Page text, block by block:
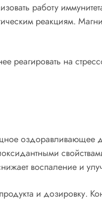
работу
реакциям.
реагировать на
воспаление и
и дозировку.